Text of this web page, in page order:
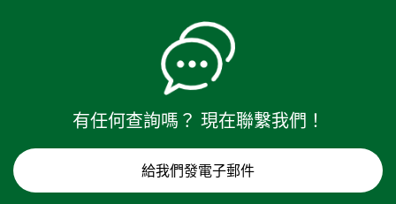
有任何查詢嗎？ 現在聯繫我們！
給我們發電子郵件